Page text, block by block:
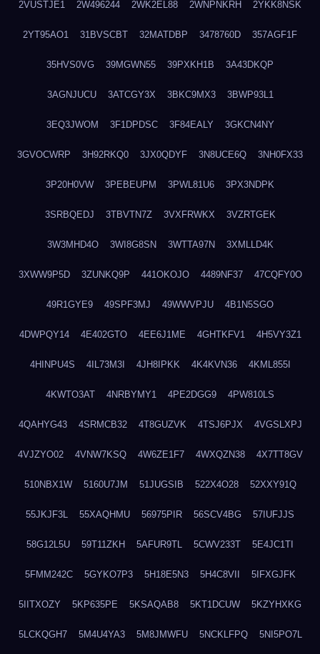
2VUSTJE1 2W496244 2WK2EL88 2WNPNKRH 2YKK8NSK
2YT95AO1 31BVSCBT 32MATDBP 3478760D 357AGF1F
35HVS0VG 39MGWN55 39PXKH1B 3A43DKQP
3AGNJUCU 3ATCGY3X 3BKC9MX3 3BWP93L1
3EQ3JWOM 3F1DPDSC 3F84EALY 3GKCN4NY
3GVOCWRP 3H92RKQ0 3JX0QDYF 3N8UCE6Q 3NH0FX33
3P20H0VW 3PEBEUPM 3PWL81U6 3PX3NDPK
3SRBQEDJ 3TBVTN7Z 3VXFRWKX 3VZRTGEK
3W3MHD4O 3WI8G8SN 3WTTA97N 3XMLLD4K
3XWW9P5D 3ZUNKQ9P 441OKOJO 4489NF37 47CQFY0O
49R1GYE9 49SPF3MJ 49WWVPJU 4B1N5SGO
4DWPQY14 4E402GTO 4EE6J1ME 4GHTKFV1 4H5VY3Z1
4HINPU4S 4IL73M3I 4JH8IPKK 4K4KVN36 4KML855I
4KWTO3AT 4NRBYMY1 4PE2DGG9 4PW810LS
4QAHYG43 4SRMCB32 4T8GUZVK 4TSJ6PJX 4VGSLXPJ
4VJZYO02 4VNW7KSQ 4W6ZE1F7 4WXQZN38 4X7TT8GV
510NBX1W 5160U7JM 51JUGSIB 522X4O28 52XXY91Q
55JKJF3L 55XAQHMU 56975PIR 56SCV4BG 57IUFJJS
58G12L5U 59T11ZKH 5AFUR9TL 5CWV233T 5E4JC1TI
5FMM242C 5GYKO7P3 5H18E5N3 5H4C8VII 5IFXGJFK
5IITXOZY 5KP635PE 5KSAQAB8 5KT1DCUW 5KZYHXKG
5LCKQGH7 5M4U4YA3 5M8JMWFU 5NCKLFPQ 5NI5PO7L